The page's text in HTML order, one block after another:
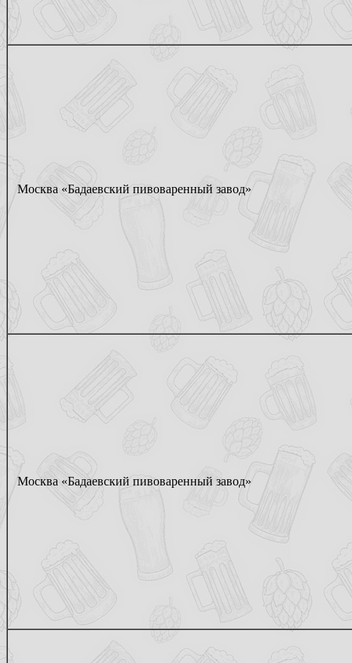
Москва «Бадаевский пивоваренный завод»
Москва «Бадаевский пивоваренный завод»